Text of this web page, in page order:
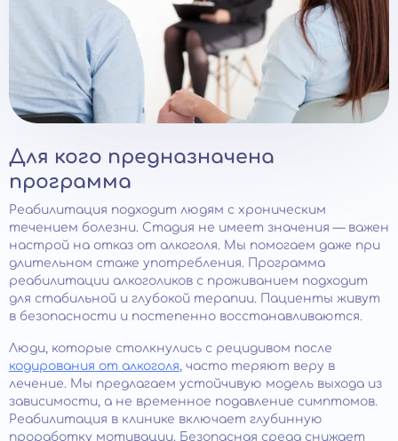
Для кого предназначена
программа
Реабилитация подходит людям с хроническим
течением болезни. Стадия не имеет значения — важен
настрой на отказ от алкоголя. Мы помогаем даже при
длительном стаже употребления. Программа
реабилитации алкоголиков с проживанием подходит
для стабильной и глубокой терапии. Пациенты живут
в безопасности и постепенно восстанавливаются.
Люди, которые столкнулись с рецидивом после
кодирования от алкоголя, часто теряют веру в
лечение. Мы предлагаем устойчивую модель выхода из
зависимости, а не временное подавление симптомов.
Реабилитация в клинике включает глубинную
проработку мотивации. Безопасная среда снижает